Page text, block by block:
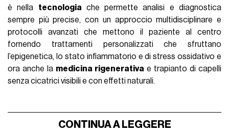
è nella tecnologia che permette analisi e diagnostica
sempre più precise, con un approccio multidisciplinare e
protocolli avanzati che mettono il paziente al centro
fornendo trattamenti personalizzati che sfruttano
l’epigenetica, lo stato infiammatorio e di stress ossidativo e
ora anche la medicina rigenerativa e trapianto di capelli
senza cicatrici visibili e con effetti naturali.
CONTINUA A LEGGERE